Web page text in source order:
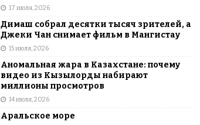
17 июля, 2026
Димаш собрал десятки тысяч зрителей, а
Джеки Чан снимает фильм в Мангистау
15 июля, 2026
Аномальная жара в Казахстане: почему
видео из Кызылорды набирают
миллионы просмотров
14 июля, 2026
Аральское море